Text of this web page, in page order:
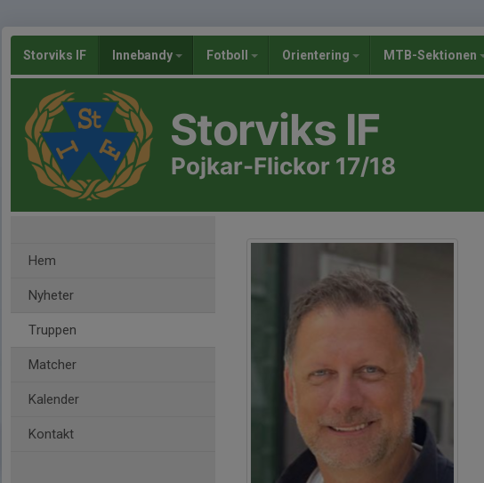
Storviks IF Innebandy Fotboll Orientering MTB-Sektionen
Storviks IF
Pojkar-Flickor 17/18
Hem
Nyheter
Truppen
Matcher
Kalender
Kontakt